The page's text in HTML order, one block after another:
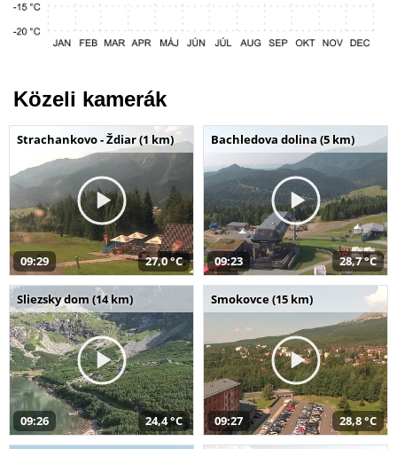
Közeli kamerák
Strachankovo - Ždiar (1 km)
09:29 27,0 °C
Bachledova dolina (5 km)
09:23 28,7 °C
Sliezsky dom (14 km)
09:26 24,4 °C
Smokovce (15 km)
09:27 28,8 °C